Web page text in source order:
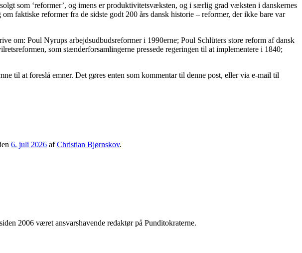
som ‘reformer’, og imens er produktivitetsvæksten, og i særlig grad væksten i danskernes
faktiske reformer fra de sidste godt 200 års dansk historie – reformer, der ikke bare var
om: Poul Nyrups arbejdsudbudsreformer i 1990erne; Poul Schlüters store reform af dansk
som stænderforsamlingerne pressede regeringen til at implementere i 1840;
til at foreslå emner. Det gøres enten som kommentar til denne post, eller via e-mail til
6. juli 2026 afChristian Bjørnskov.
2006 været ansvarshavende redaktør på Punditokraterne.